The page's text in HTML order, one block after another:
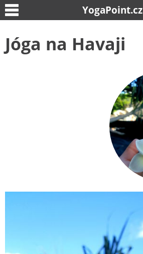
YogaPoint.cz
Jóga na Havaji